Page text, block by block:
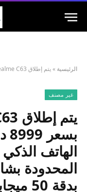
الرئيسية »يتم إطلاق Realme C63 في الهند بسعر 8999 دولارًا أمريكيًا: يتميز الهاتف الذكي ذو الميزانية المحدودة بشاشة 90 هرتز وكاميرا بدقة 50 ميجابكسل وبطارية 5000 مللي أمبير في الساعة
غير مصنف
الهاتف الذكي